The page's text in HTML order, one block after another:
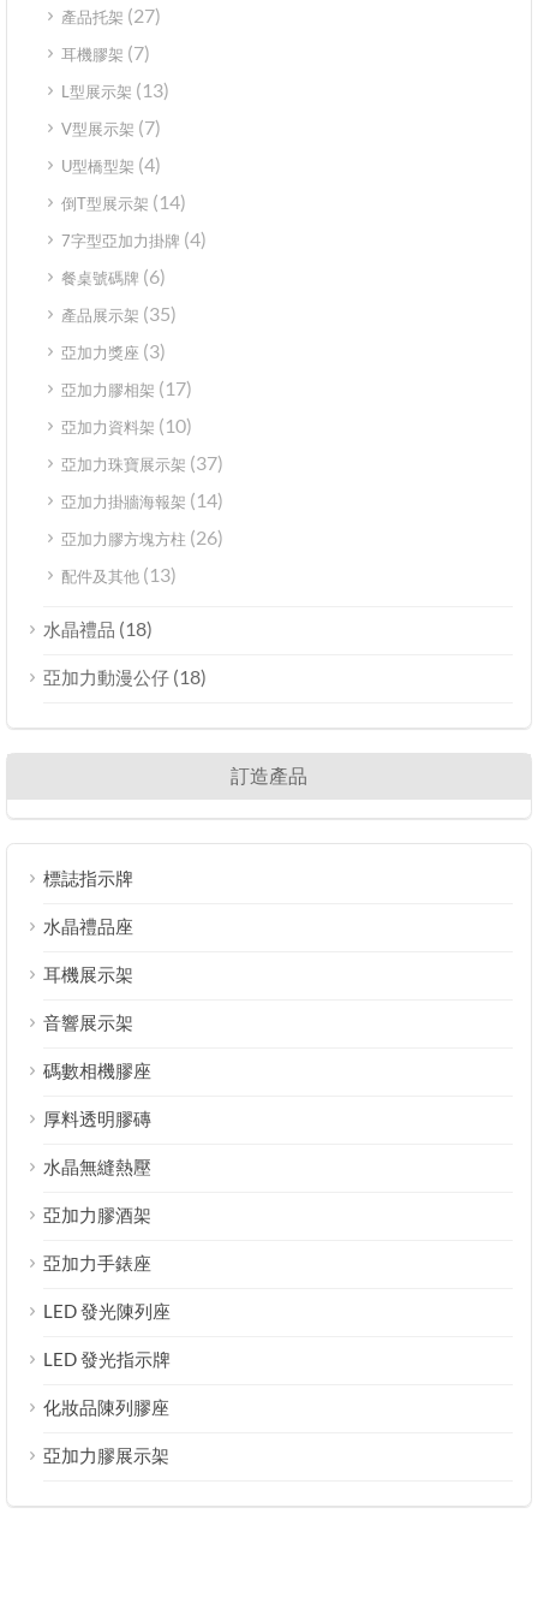
產品托架 (27)
耳機膠架 (7)
L型展示架 (13)
V型展示架 (7)
U型橋型架 (4)
倒T型展示架 (14)
7字型亞加力掛牌 (4)
餐桌號碼牌 (6)
產品展示架 (35)
亞加力獎座 (3)
亞加力膠相架 (17)
亞加力資料架 (10)
亞加力珠寶展示架 (37)
亞加力掛牆海報架 (14)
亞加力膠方塊方柱 (26)
配件及其他 (13)
水晶禮品 (18)
亞加力動漫公仔 (18)
訂造產品
標誌指示牌
水晶禮品座
耳機展示架
音響展示架
碼數相機膠座
厚料透明膠磚
水晶無縫熱壓
亞加力膠酒架
亞加力手錶座
LED 發光陳列座
LED 發光指示牌
化妝品陳列膠座
亞加力膠展示架